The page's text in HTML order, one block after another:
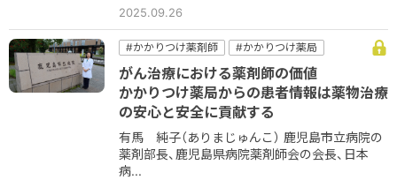
2025.09.26
#かかりつけ薬剤師
#かかりつけ薬局
#コミュニケーション
#他職種
#病院
#病院薬剤師
がん治療における薬剤師の価値
かかりつけ薬局からの患者情報は薬物治療
の安心と安全に貢献する
有馬 純子（ありまじゅんこ） 鹿児島市立病院の
薬剤部長、鹿児島県病院薬剤師会の会長、日本
病...